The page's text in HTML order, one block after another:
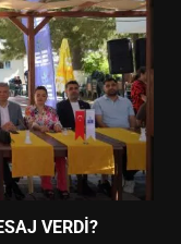
VERDİ?